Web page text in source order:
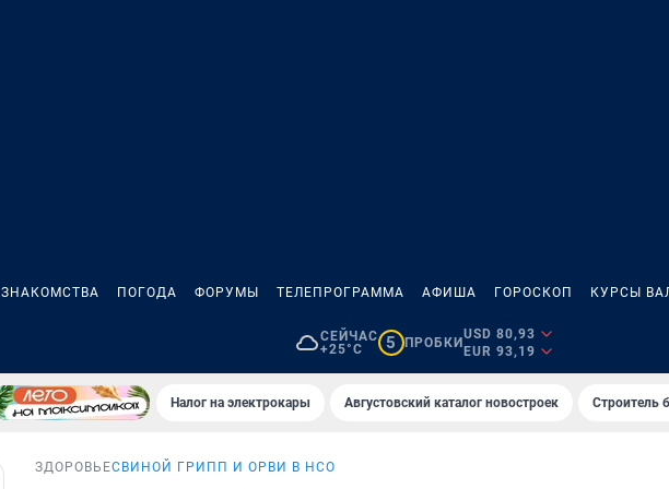
ЗНАКОМСТВА ПОГОДА ФОРУМЫ ТЕЛЕПРОГРАММА АФИША ГОРОСКОП КУРСЫ
СЕЙЧАС
+25°C
5 ПРОБКИ
USD 80,93
EUR 93,19
Налог на электрокары Августовский каталог новостроек Строитель
ЗДОРОВЬЕСВИНОЙ ГРИПП И ОРВИ В НСО